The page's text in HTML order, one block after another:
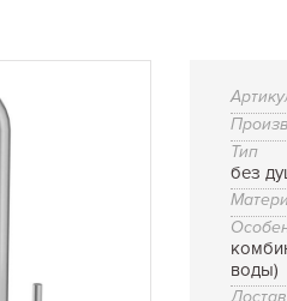
Тип
без
воды)